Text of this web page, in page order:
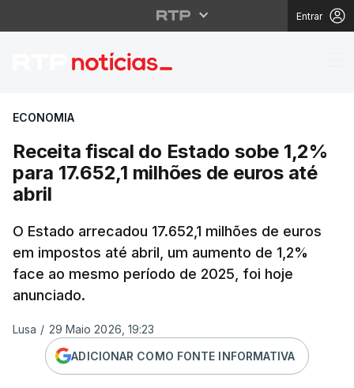
Entrar
Receita fiscal do
ECONOMIA
Receita fiscal do Estado sobe 1,2%
para 17.652,1 milhões de euros até
abril
O Estado arrecadou 17.652,1 milhões de euros
em impostos até abril, um aumento de 1,2%
face ao mesmo período de 2025, foi hoje
anunciado.
Lusa / 29 Maio 2026, 19:23
ADICIONAR COMO FONTE INFORMATIVA